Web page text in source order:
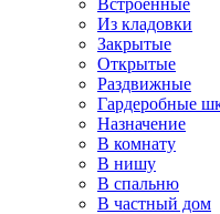
Встроенные
Из кладовки
Закрытые
Открытые
Раздвижные
Гардеробные
Назначение
В комнату
В нишу
В спальню
В частный дом